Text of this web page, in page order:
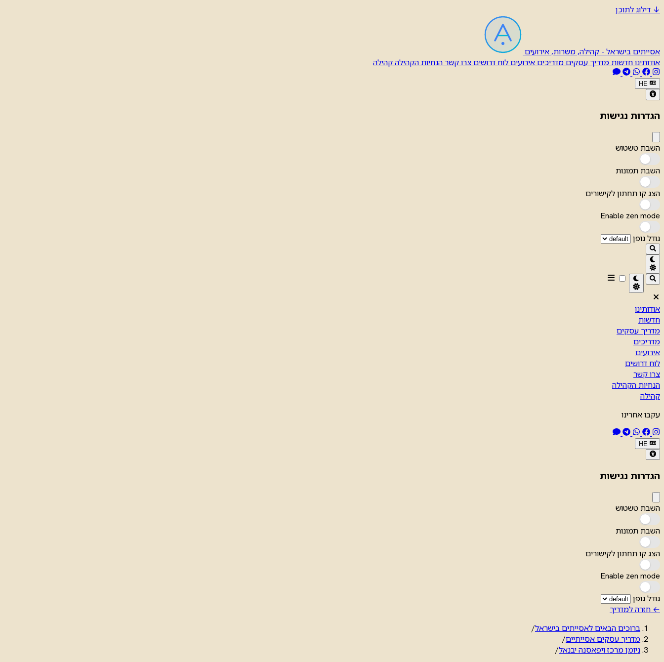
↓ דילוג לתוכן
אסייתים בישראל - קהילה, משרות, אירועים
אודותינוחדשות מדריך עסקיםמדריכיםאירועיםלוח דרושיםצרו קשרהנחיות הקהילהקהילה
HE
הגדרות נגישות
השבת טשטוש
השבת תמונות
הצג קו תחתון לקישורים
Enable zen mode
גודל גופן
אודותינו
חדשות
מדריך עסקים
מדריכים
אירועים
לוח דרושים
צרו קשר
הנחיות הקהילה
קהילה
עקבו אחרינו
HE
הגדרות נגישות
השבת טשטוש
השבת תמונות
הצג קו תחתון לקישורים
Enable zen mode
גודל גופן
← חזרה למדריך
ברוכים הבאים לאסייתים בישראל/
מדריך עסקים אסייתיים/
ניומן מרכז ויפאסנה יבנאל/